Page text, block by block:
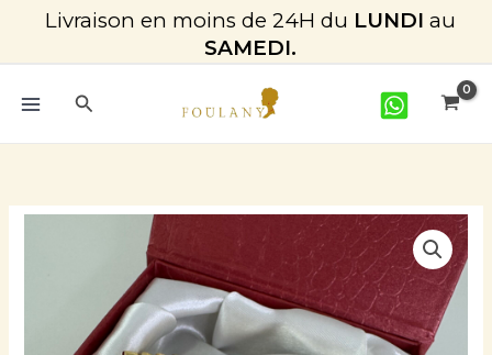
contenu
Livraison en moins de 24H du LUNDI au
SAMEDI.
Rechercher
Bracelet_Glorias